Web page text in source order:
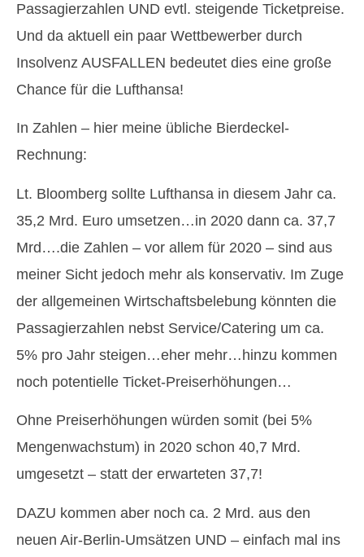
Passagierzahlen UND evtl. steigende Ticketpreise.
Und da aktuell ein paar Wettbewerber durch
Insolvenz AUSFALLEN bedeutet dies eine große
Chance für die Lufthansa!
In Zahlen – hier meine übliche Bierdeckel-
Rechnung:
Lt. Bloomberg sollte Lufthansa in diesem Jahr ca.
35,2 Mrd. Euro umsetzen…in 2020 dann ca. 37,7
Mrd….die Zahlen – vor allem für 2020 – sind aus
meiner Sicht jedoch mehr als konservativ. Im Zuge
der allgemeinen Wirtschaftsbelebung könnten die
Passagierzahlen nebst Service/Catering um ca.
5% pro Jahr steigen…eher mehr…hinzu kommen
noch potentielle Ticket-Preiserhöhungen…
Ohne Preiserhöhungen würden somit (bei 5%
Mengenwachstum) in 2020 schon 40,7 Mrd.
umgesetzt – statt der erwarteten 37,7!
DAZU kommen aber noch ca. 2 Mrd. aus den
neuen Air-Berlin-Umsätzen UND – einfach mal ins